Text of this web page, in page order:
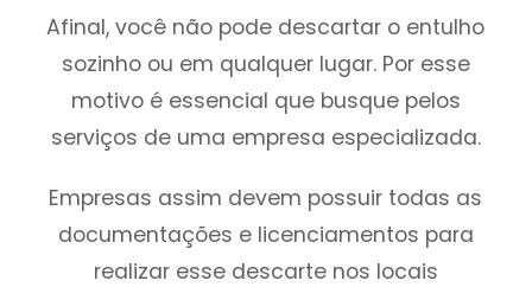
Afinal, você não pode descartar o entulho
sozinho ou em qualquer lugar. Por esse
motivo é essencial que busque pelos
serviços de uma empresa especializada.
Empresas assim devem possuir todas as
documentações e licenciamentos para
realizar esse descarte nos locais